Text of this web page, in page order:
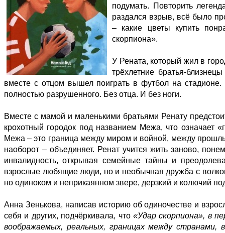
подумать. Повторить
раздался взрыв, всё было
– какие цветы купить
скорпиона».
У Рената, который жил в
трёхлетние братья-
вместе с отцом вышел поиграть в футбол на
полностью разрушенного. Без отца. И без ноги.
Вместе с мамой и маленькими братьями Ренату
крохотный городок под названием Межа, что означает
Межа – это граница между миром и войной, между
наоборот – объединяет. Ренат учится жить заново,
инвалидность, открывая семейные тайны и
взрослые любящие люди, но и необычная дружба с
но одиноком и неприкаянном звере, дерзкий и колючий
Анна Зенькова, написав историю об одиночестве и
себя и других, подчёркивала, что«Удар скорпиона», в
воображаемых, реальных, границах между